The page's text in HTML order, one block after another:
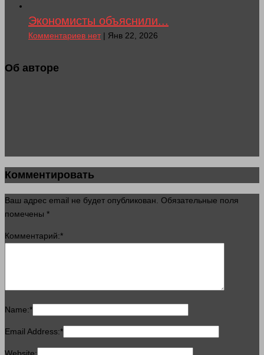
Экономисты объяснили...
Комментариев нет| Янв 22, 2026
Об авторе
Комментировать
Ваш адрес email не будет опубликован. Обязательные поля
помечены *
Комментарий:*
Name:*
Email Address:*